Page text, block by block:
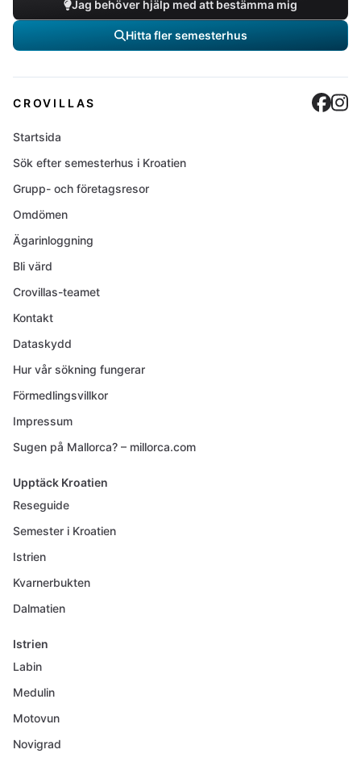
Jag behöver hjälp med att bestämma mig
Hitta fler semesterhus
CROVILLAS
Startsida
Sök efter semesterhus i Kroatien
Grupp- och företagsresor
Omdömen
Ägarinloggning
Bli värd
Crovillas-teamet
Kontakt
Dataskydd
Hur vår sökning fungerar
Förmedlingsvillkor
Impressum
Sugen på Mallorca? – millorca.com
Upptäck Kroatien
Reseguide
Semester i Kroatien
Istrien
Kvarnerbukten
Dalmatien
Istrien
Labin
Medulin
Motovun
Novigrad